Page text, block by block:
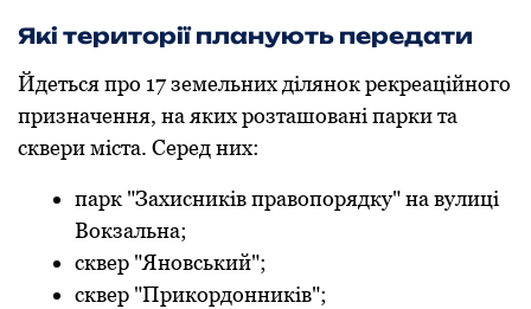
Які території планують передати
Йдеться про 17 земельних ділянок рекреаційного
призначення, на яких розташовані парки та
сквери міста. Серед них:
парк "Захисників правопорядку" на вулиці
Вокзальна;
сквер "Яновський";
сквер "Прикордонників";